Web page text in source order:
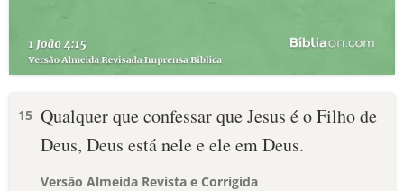
15 Qualquer que confessar que Jesus é o Filho de
Deus, Deus está nele e ele em Deus.
Versão Almeida Revista e Corrigida